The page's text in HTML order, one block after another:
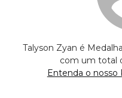
Talyson Zyan é
com um total
Entenda o nosso